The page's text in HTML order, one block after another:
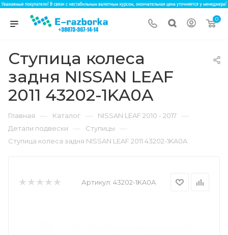
0
Ступица колеса
задня NISSAN LEAF
2011 43202-1KA0A
Главная — Каталог — NISSAN LEAF 2010 - 2017 —
Детали подвески — Ступицы —
Ступица колеса задня NISSAN LEAF 2011 43202-1KA0A
Артикул: 43202-1KA0A